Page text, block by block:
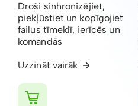
Droši sinhronizējiet,
piekļūstiet un kopīgojiet
failus tīmeklī, ierīcēs un
komandās
Uzzināt vairāk